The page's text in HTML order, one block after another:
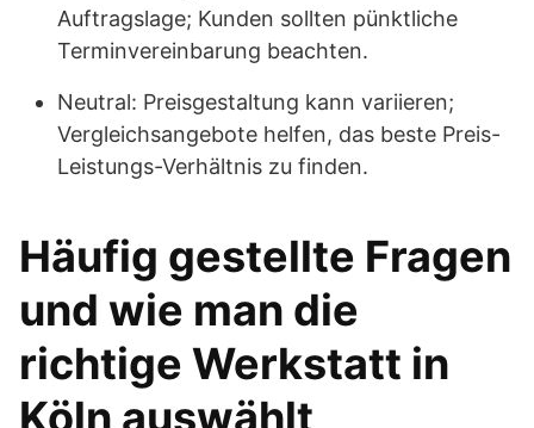
Auftragslage; Kunden sollten pünktliche
Terminvereinbarung beachten.
Neutral: Preisgestaltung kann variieren;
Vergleichsangebote helfen, das beste Preis-
Leistungs-Verhältnis zu finden.
Häufig gestellte Fragen
und wie man die
richtige Werkstatt in
Köln auswählt